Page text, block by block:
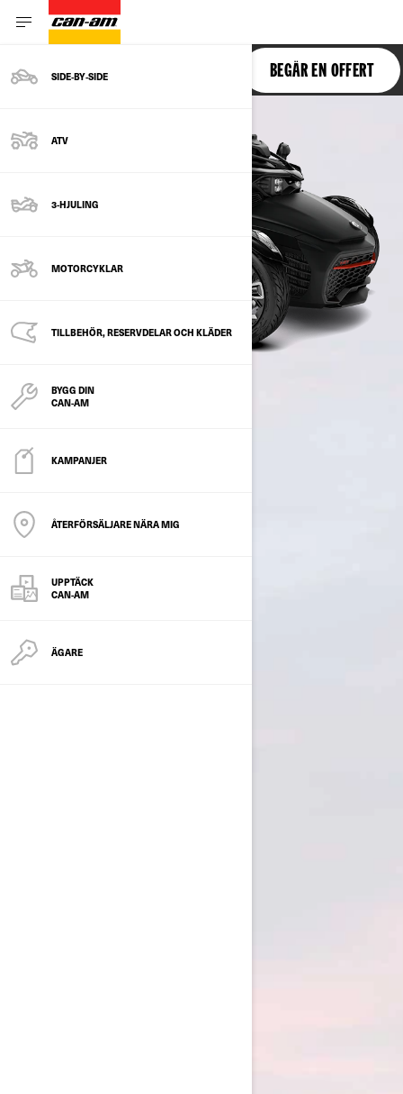
SIDE‑BY‑SIDE
ATV
3-HJULING
MOTORCYKLAR
TILLBEHÖR, RESERVDELAR OCH KLÄDER
BYGG DIN
CAN-AM
KAMPANJER
ÅTERFÖRSÄLJARE NÄRA MIG
UPPTÄCK
CAN-AM
ÄGARE
SPYDER F3 BEGÄR EN OFFERT